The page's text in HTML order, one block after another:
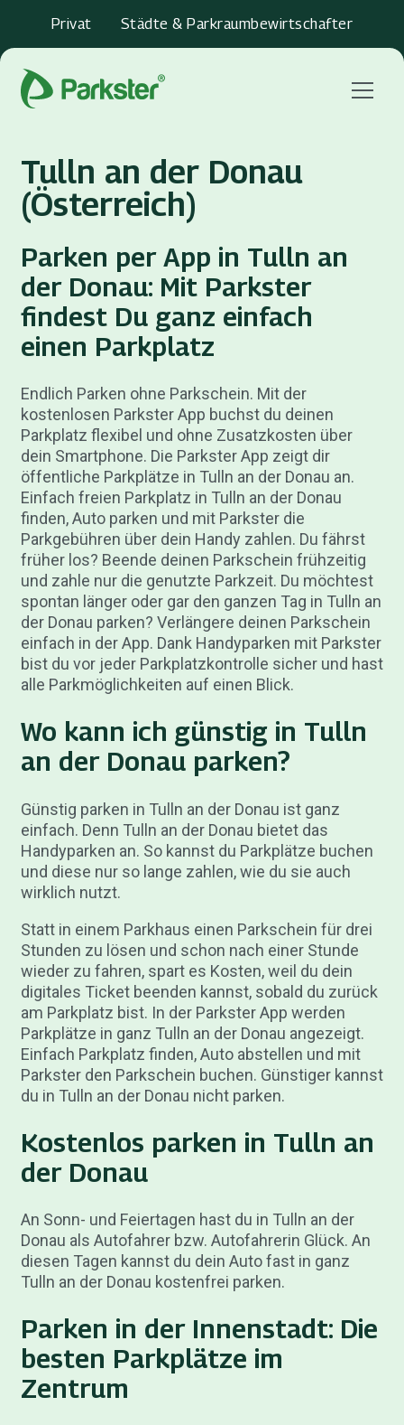
Privat Städte & Parkraumbewirtschafter
Menu
Tulln an der Donau
(Österreich)
Parken per App in Tulln an
der Donau: Mit Parkster
findest Du ganz einfach
einen Parkplatz
Endlich Parken ohne Parkschein. Mit der
kostenlosen Parkster App buchst du deinen
Parkplatz flexibel und ohne Zusatzkosten über
dein Smartphone. Die Parkster App zeigt dir
öffentliche Parkplätze in Tulln an der Donau an.
Einfach freien Parkplatz in Tulln an der Donau
finden, Auto parken und mit Parkster die
Parkgebühren über dein Handy zahlen. Du fährst
früher los? Beende deinen Parkschein frühzeitig
und zahle nur die genutzte Parkzeit. Du möchtest
spontan länger oder gar den ganzen Tag in Tulln an
der Donau parken? Verlängere deinen Parkschein
einfach in der App. Dank Handyparken mit Parkster
bist du vor jeder Parkplatzkontrolle sicher und hast
alle Parkmöglichkeiten auf einen Blick.
Wo kann ich günstig in Tulln
an der Donau parken?
Günstig parken in Tulln an der Donau ist ganz
einfach. Denn Tulln an der Donau bietet das
Handyparken an. So kannst du Parkplätze buchen
und diese nur so lange zahlen, wie du sie auch
wirklich nutzt.
Statt in einem Parkhaus einen Parkschein für drei
Stunden zu lösen und schon nach einer Stunde
wieder zu fahren, spart es Kosten, weil du dein
digitales Ticket beenden kannst, sobald du zurück
am Parkplatz bist. In der Parkster App werden
Parkplätze in ganz Tulln an der Donau angezeigt.
Einfach Parkplatz finden, Auto abstellen und mit
Parkster den Parkschein buchen. Günstiger kannst
du in Tulln an der Donau nicht parken.
Kostenlos parken in Tulln an
der Donau
An Sonn- und Feiertagen hast du in Tulln an der
Donau als Autofahrer bzw. Autofahrerin Glück. An
diesen Tagen kannst du dein Auto fast in ganz
Tulln an der Donau kostenfrei parken.
Parken in der Innenstadt: Die
besten Parkplätze im
Zentrum